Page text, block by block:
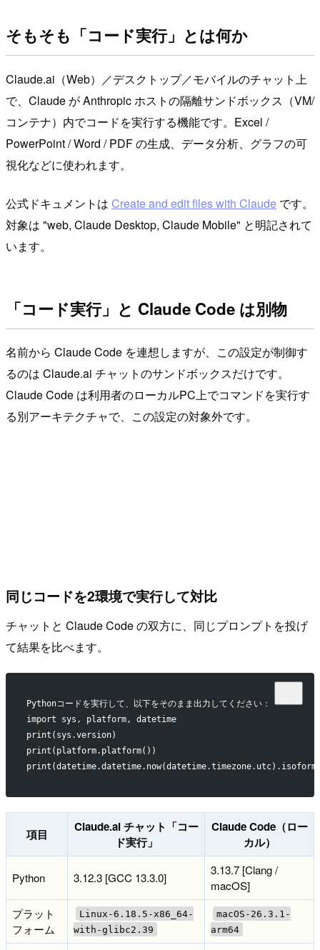
そもそも「コード実行」とは何か
Claude.ai（Web）／デスクトップ／モバイルのチャット上
で、Claude が Anthropic ホストの隔離サンドボックス（VM/
コンテナ）内でコードを実行する機能です。Excel /
PowerPoint / Word / PDF の生成、データ分析、グラフの可
視化などに使われます。
公式ドキュメントは Create and edit files with Claude です。
対象は "web, Claude Desktop, Claude Mobile" と明記されて
います。
「コード実行」と Claude Code は別物
名前から Claude Code を連想しますが、この設定が制御す
るのは Claude.ai チャットのサンドボックスだけです。
Claude Code は利用者のローカルPC上でコマンドを実行す
る別アーキテクチャで、この設定の対象外です。
同じコードを2環境で実行して対比
チャットと Claude Code の双方に、同じプロンプトを投げ
て結果を比べます。
Pythonコードを実行して、以下をそのまま出力してください：
import sys, platform, datetime
print(sys.version)
print(platform.platform())
項目
Claude.ai チャット「コー
ド実行」
Claude Code（ロー
カル）
Python 3.12.3 [GCC 13.3.0]
3.13.7 [Clang /
macOS]
プラット
フォーム
Linux-6.18.5-x86_64-
with-glibc2.39
macOS-26.3.1-
arm64